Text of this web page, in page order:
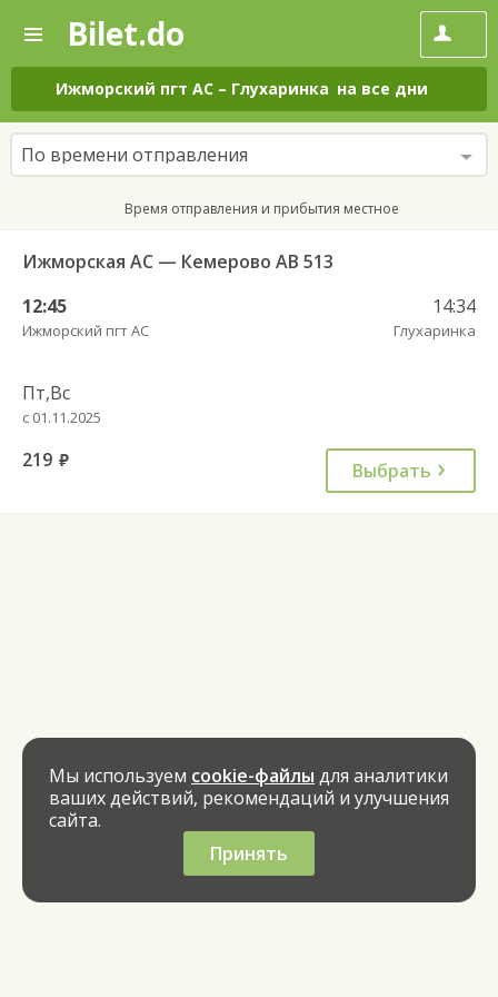
—
Поиск
и
покупка
билетов
на
автобус
онлайн
Bilet.do
Ижморский пгт АС – Глухаринка на все дни
По времени отправления
Время отправления и прибытия местное
Ижморская АС — Кемерово АВ 513
12:45
Ижморский пгт АС
14:34
Глухаринка
Пт,Вс
с 01.11.2025
219 руб. Выбрать
Мы используем cookie-файлы для аналитики
ваших действий, рекомендаций и улучшения
сайта.
Принять